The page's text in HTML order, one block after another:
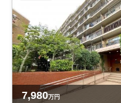
7,980万円